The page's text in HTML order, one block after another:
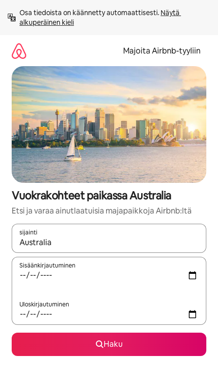
sisältö
väliin
Osa tiedoista on käännetty automaattisesti. Näytä
alkuperäinen kieli
Majoita Airbnb-tyyliin
Vuokrakohteet paikassa Australia
Etsi ja varaa ainutlaatuisia majapaikkoja Airbnb:ltä
sijainti
Kun tulokset ovat saatavilla, navigoi ylös- ja alas-
Sisäänkirjautuminen
Uloskirjautuminen
Haku